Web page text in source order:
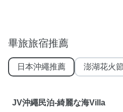
畢旅旅宿推薦
日本沖繩推薦 澎湖花火
JV沖繩民泊-綺麗な海Villa